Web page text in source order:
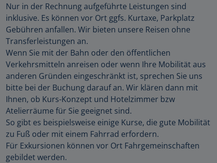
Nur in der Rechnung aufgeführte Leistungen sind
inklusive. Es können vor Ort ggfs. Kurtaxe, Parkplatz
Gebühren anfallen. Wir bieten unsere Reisen ohne
Transferleistungen an.
Wenn Sie mit der Bahn oder den öffentlichen
Verkehrsmitteln anreisen oder wenn Ihre Mobilität aus
anderen Gründen eingeschränkt ist, sprechen Sie uns
bitte bei der Buchung darauf an. Wir klären dann mit
Ihnen, ob Kurs-Konzept und Hotelzimmer bzw
Atelierräume für Sie geeignet sind.
So gibt es beispielsweise einige Kurse, die gute Mobilität
zu Fuß oder mit einem Fahrrad erfordern.
Für Exkursionen können vor Ort Fahrgemeinschaften
gebildet werden.